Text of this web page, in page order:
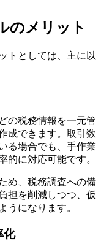
のメリット
トとしては、主に以
の税務情報を一元管
成できます。取引数
る場合でも、手作業
的に対応可能です。
め、税務調査への備
担を削減しつつ、仮
うになります。
化